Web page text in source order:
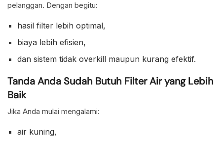
pelanggan. Dengan begitu:
hasil filter lebih optimal,
biaya lebih efisien,
dan sistem tidak overkill maupun kurang efektif.
Tanda Anda Sudah Butuh Filter Air yang Lebih
Baik
Jika Anda mulai mengalami:
air kuning,